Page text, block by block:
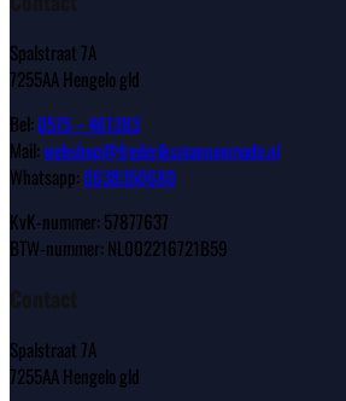
Spalstraat 7A
7255AA Hengelo gld
Bel:0575 – 461383
Mail:webshop@frederiksmannenmode.nl
Whatsapp:0638350680
KvK-nummer: 57877637
BTW-nummer: NL002216721B59
Contact
Spalstraat 7A
7255AA Hengelo gld